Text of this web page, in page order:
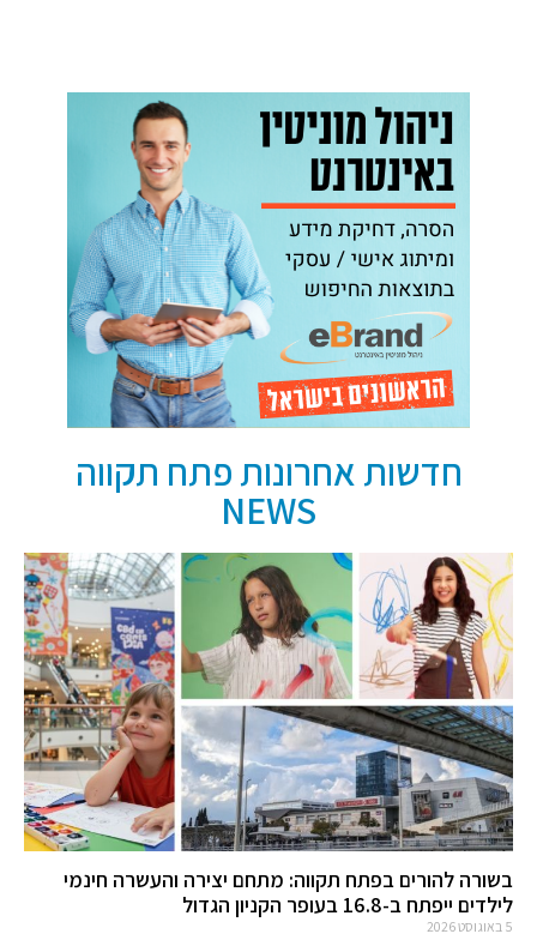
חדשות אחרונות פתח תקווה
NEWS
בשורה להורים בפתח תקווה: מתחם יצירה והעשרה חינמי
לילדים ייפתח ב-16.8 בעופר הקניון הגדול
5 באוגוסט 2026